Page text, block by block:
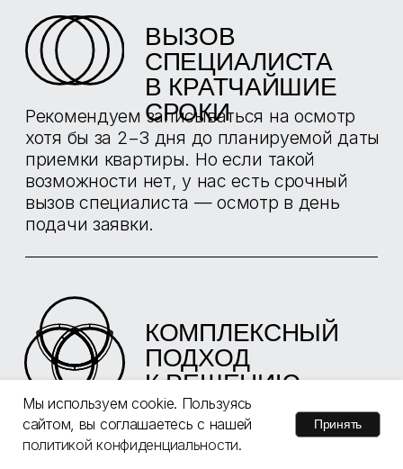
Мы используем cookie. Пользуясь
сайтом, вы соглашаетесь с нашей
политикой конфиденциальности.
Принять
точностью до ± 0,3 мм/м.
АНЕМОМЕТР
TESTO 425
Используется для определения скорости
АНЕМОМЕТР TESTO
405